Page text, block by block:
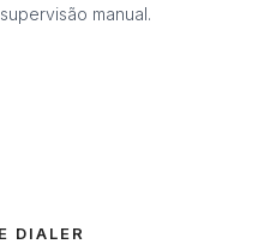
manual.
DIALER